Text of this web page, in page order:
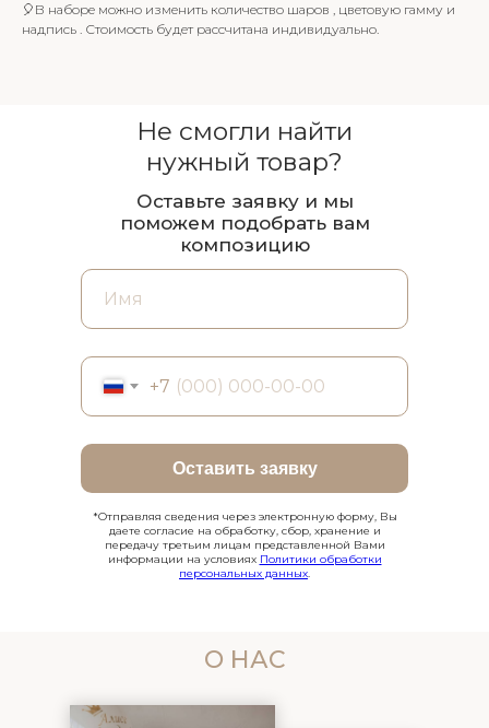
🎈В наборе можно изменить количество шаров , цветовую гамму и
надпись . Стоимость будет рассчитана индивидуально.
+7
Оставить заявку
Не смогли найти
нужный товар?
Оставьте заявку и мы
поможем подобрать вам
композицию
*Отправляя сведения через электронную форму, Вы
даете согласие на обработку, сбор, хранение и
передачу третьим лицам представленной Вами
информации на условиях Политики обработки
персональных данных.
О НАС